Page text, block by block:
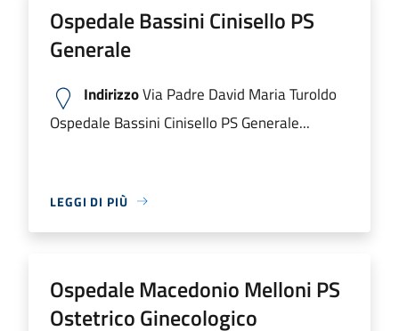
Ospedale Bassini Cinisello PS
Generale
IndirizzoVia Padre David Maria Turoldo
Ospedale Bassini Cinisello PS Generale...
LEGGI DI PIÙ
Ospedale Macedonio Melloni PS
Ostetrico Ginecologico